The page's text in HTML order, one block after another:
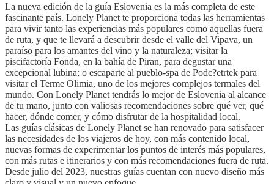
La nueva edición de la guía Eslovenia es la más completa de este
fascinante país. Lonely Planet te proporciona todas las herramientas
para vivir tanto las experiencias más populares como aquellas fuera
de ruta, y que te llevará a descubrir desde el valle del Vipava, un
paraíso para los amantes del vino y la naturaleza; visitar la
piscifactoría Fonda, en la bahía de Piran, para degustar una
excepcional lubina; o escaparte al pueblo-spa de Podc?etrtek para
visitar el Terme Olimia, uno de los mejores complejos termales del
mundo. Con Lonely Planet tendrás lo mejor de Eslovenia al alcance
de tu mano, junto con valiosas recomendaciones sobre qué ver, qué
hacer, dónde comer, y cómo disfrutar de la hospitalidad local.
Las guías clásicas de Lonely Planet se han renovado para satisfacer
las necesidades de los viajeros de hoy, con más contenido local,
nuevas formas de experimentar los puntos de interés más populares,
con más rutas e itinerarios y con más recomendaciones fuera de ruta.
Desde julio del 2023, nuestras guías cuentan con nuevo diseño más